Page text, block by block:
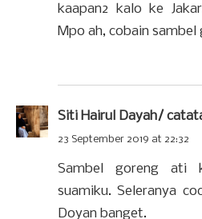
kaapan2 kalo ke
Mpo ah, cobain
Siti Hairul Dayah/
23 September 2019 at 22:32
Sambel goreng ati
suamiku. Seleranya
Doyan banget.